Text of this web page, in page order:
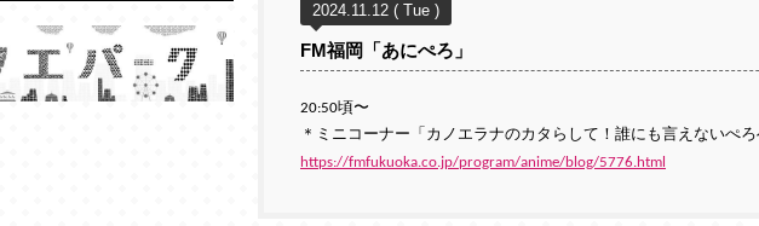
2024.11.12 ( Tue )
FM福岡「あにぺろ」
20:50頃〜
＊ミニコーナー「カノエラナのカタらして！誰にも言えないぺ
https://fmfukuoka.co.jp/program/anime/blog/5776.html